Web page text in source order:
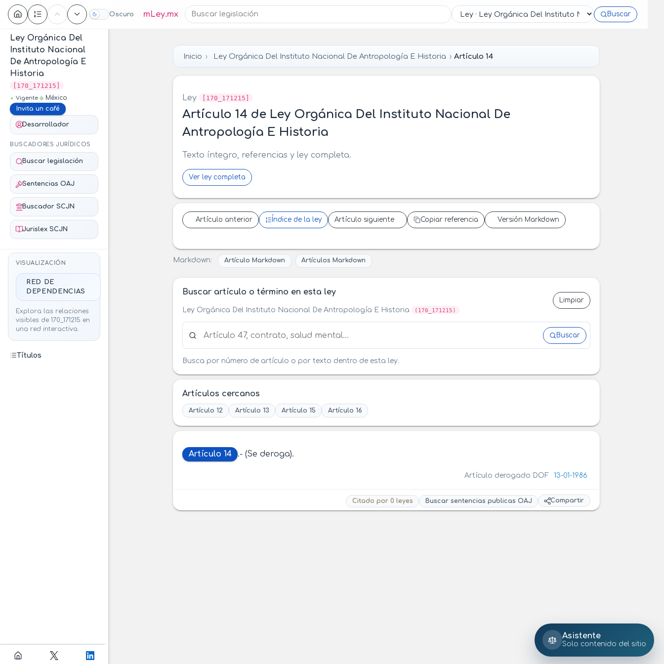
Oscuro mLey.mx Buscar
Contenido
Ley Orgánica Del
Instituto Nacional
De Antropología E
Historia
[170_171215]
Vigente
México
Invita un café
Desarrollador
BUSCADORES JURÍDICOS
Buscar legislación
Sentencias OAJ
Buscador SCJN
Jurislex SCJN
VISUALIZACIÓN
RED DE
DEPENDENCIAS
Explora las relaciones
visibles de 170_171215 en
una red interactiva.
Títulos
Inicio Ley Orgánica Del Instituto Nacional De Antropología E Historia Artículo 14
Ley [170_171215]
Artículo 14 de Ley Orgánica Del Instituto Nacional De
Antropología E Historia
Texto íntegro, referencias y ley completa.
Ver ley completa
Artículo anterior Índice de la ley Artículo siguiente Copiar referencia Versión Markdown
Markdown: Artículo Markdown Artículos Markdown
Buscar artículo o término en esta ley
Ley Orgánica Del Instituto Nacional De Antropología E Historia (170_171215)
Limpiar
Buscar
Busca por número de artículo o por texto dentro de esta ley.
Artículos cercanos
Artículo 12 Artículo 13 Artículo 15 Artículo 16
Artículo 14 .- (Se deroga).
Artículo derogado DOF 13-01-1986
Citado por 0 leyes Buscar sentencias publicas OAJ Compartir
Asistente
Solo contenido del sitio